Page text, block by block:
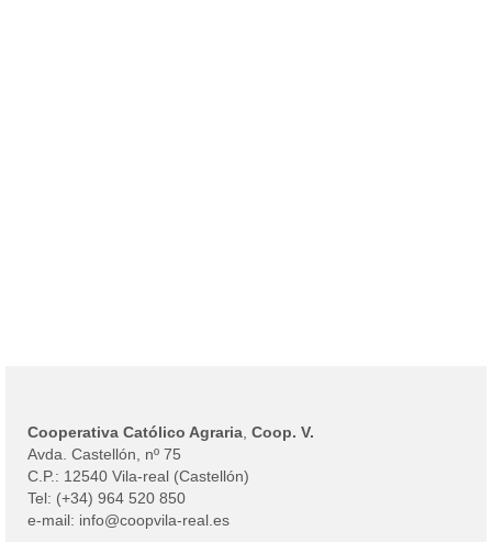
Cooperativa Católico Agraria Coop. V.
Avda. Castellón, nº 75
C.P.: 12540 Vila-real (Castellón)
Tel: (+34) 964 520 850
e-mail: info@coopvila-real.es